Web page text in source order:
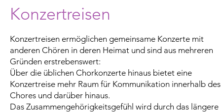
Konzertreisen
Konzertreisen ermöglichen gemeinsame Konzerte mit
anderen Chören in deren Heimat und sind aus mehreren
Gründen erstrebenswert:
Über die üblichen Chorkonzerte hinaus bietet eine
Konzertreise mehr Raum für Kommunikation innerhalb des
Chores und darüber hinaus.
Das Zusammengehörigkeitsgefühl wird durch das längere